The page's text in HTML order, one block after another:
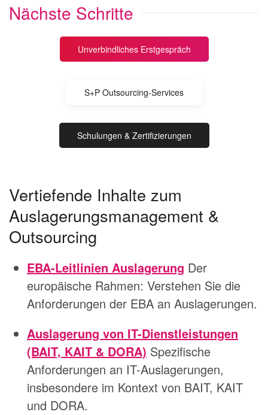
Nächste Schritte
Unverbindliches Erstgespräch
S+P Outsourcing-Services
Schulungen & Zertifizierungen
Vertiefende Inhalte zum
Auslagerungsmanagement &
Outsourcing
EBA-Leitlinien Auslagerung Der
europäische Rahmen: Verstehen Sie die
Anforderungen der EBA an Auslagerungen.
Auslagerung von IT-Dienstleistungen
(BAIT, KAIT & DORA) Spezifische
Anforderungen an IT-Auslagerungen,
insbesondere im Kontext von BAIT, KAIT
und DORA.